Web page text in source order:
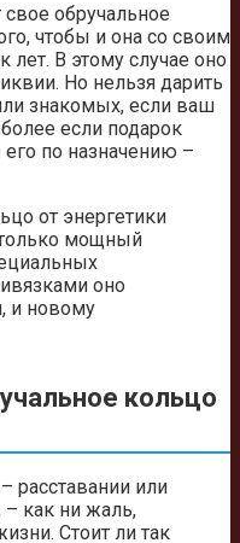
обручальное
чтобы и она со своим
В этому случае оно
Но нельзя дарить
знакомых, если ваш
если подарок
по назначению –
от энергетики
мощный
оно
и новому
кольцо
расставании или
– как ни жаль,
Стоит ли так